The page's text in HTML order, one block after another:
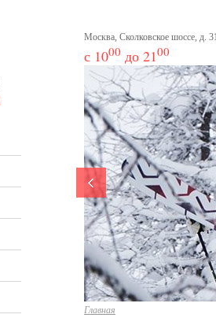
Москва, Сколковское шоссе, д.
с 1000 до 2100
Главная